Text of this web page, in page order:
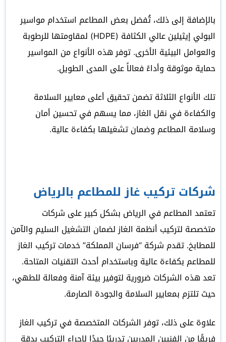
بالإضافة إلى ذلك، تُفضل بعض المطاعم استخدام مواسير
البولي إيثيلين عالي الكثافة (HDPE) لمقاومتها للرطوبة
والعوامل البيئية الأخرى. توفر هذه الأنواع من المواسير
حماية موثوقة وأداءً فعالاً على المدى الطويل.
تلك الأنواع الثلاثة تضمن تحقيق أعلى معايير السلامة
والكفاءة في نقل الغاز، مما يسهم في تحسين أمان
وسلامة المطاعم وضمان تشغيلها بكفاءة عالية.
شركات تركيب غاز للمطاعم بالرياض
تعتمد المطاعم في الرياض بشكل كبير على شركات
متخصصة لتركيب أنظمة الغاز لضمان التشغيل السليم والآمن
للمطابخ. تقدم شركة “فرسان المملكة” خدمات تركيب الغاز
للمطاعم بكفاءة عالية وباستخدام أحدث التقنيات المتاحة.
تعد هذه الشركات ضرورية لتوفير بيئة آمنة وفعالة للطهي،
حيث تلتزم بمعايير السلامة والجودة الصارمة.
علاوة على ذلك، توفر الشركات المتخصصة في تركيب الغاز
فريقًا من الفنيين المدربين تدريبًا جيدًا لإجراء التركيب بدقة